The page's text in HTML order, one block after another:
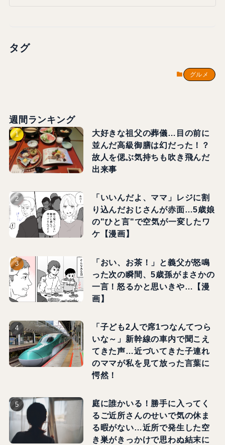
タグ
グルメ
週間ランキング
大好きな祖父の葬儀…目の前に
並んだ高級御膳は幻だった！？
故人を偲ぶ気持ちも吹き飛んだ
出来事
「いいんだよ、ママ」レジに割
り込んだおじさんが赤面…5歳娘
の"ひと言"で空気が一変したワ
ケ【漫画】
「おい、お茶！」と義父が怒鳴
った次の瞬間、5歳孫がまさかの
一言！怒るかと思いきや…【漫
画】
「子ども2人で席1つなんてつら
いな～」新幹線の車内で聞こえ
てきた声…近づいてきた子連れ
のママが私を見て放った言葉に
愕然！
庭に誰かいる！勝手に入ってく
るご近所さんのせいで気の休ま
る暇がない…近所で発生した空
き巣がきっかけで思わぬ結末に